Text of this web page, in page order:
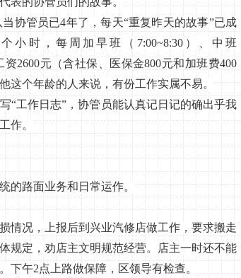
管员已4年了，每天“重复昨天的故事”已成
小时，每周加早班（7:00~8:30）、中班
资2600元（含社保、医保金800元和加班费400
这个年龄的人来说，有份工作实属不易。
工作日志”，协管员能认真记日记的确出乎我
作。
路面业务和日常运作。
况，上报后到兴业汽修店做工作，要求搬走
规定，劝店主文明规范经营。店主一时还不能
下午2点上路做保障，区领导有检查。